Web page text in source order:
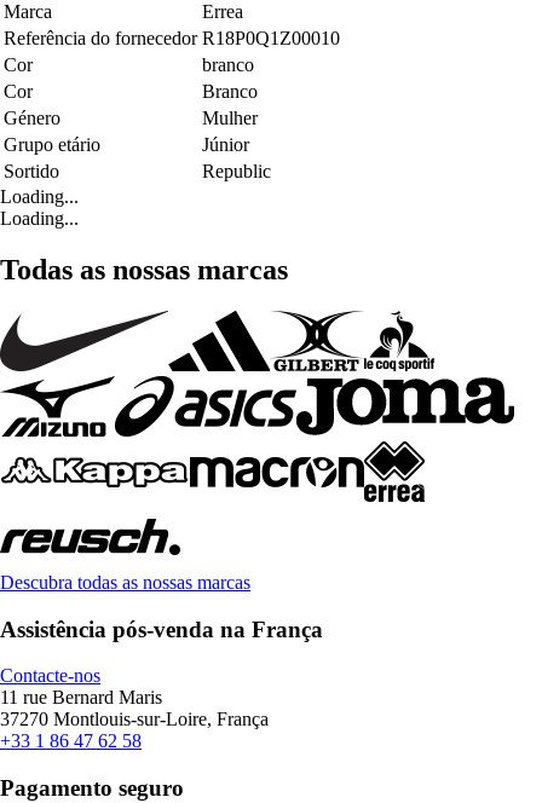
Marca
Errea
Referência do fornecedor R18P0Q1Z00010
Cor
branco
Cor
Branco
Género
Mulher
Grupo etário
Júnior
Sortido
Republic
Loading...
Loading...
Todas as nossas marcas
Descubra todas as nossas marcas
Assistência pós-venda na França
Contacte-nos
11 rue Bernard Maris
37270 Montlouis-sur-Loire, França
+33 1 86 47 62 58
Pagamento seguro